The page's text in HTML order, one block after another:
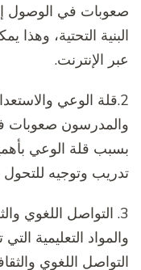
صعوبات في الوصول
البنية التحتية، وهذا
عبر الإنترنت.
2.قلة الوعي
والمدرسون صعوبات
بسبب قلة الوعي
تدريب وتوجيه للتحول
3. التواصل اللغوي
والمواد التعليمية
التواصل اللغوي